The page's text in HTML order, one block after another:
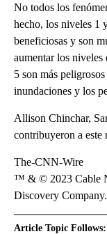
No todos los
hecho, los niveles 1
beneficiosas y son
aumentar los
5 son más
inundaciones y los
Allison Chinchar,
contribuyeron a este
The-CNN-Wire
™ & © 2023 Cable
Discovery
Article Topic Follows: